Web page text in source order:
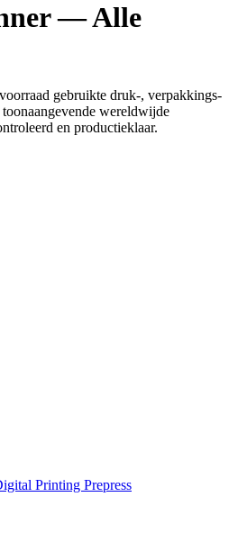
— Alle
gebruikte druk-, verpakkings-
wereldwijde
en productieklaar.
Printing Prepress